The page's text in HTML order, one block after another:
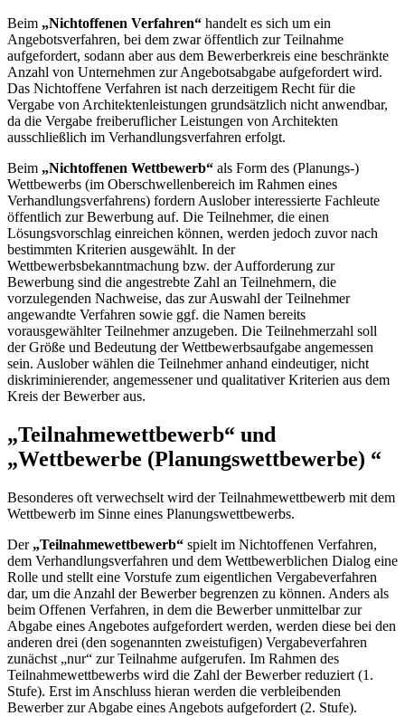
Beim „Nichtoffenen Verfahren“ handelt es sich um ein
Angebotsverfahren, bei dem zwar öffentlich zur Teilnahme
aufgefordert, sodann aber aus dem Bewerberkreis eine beschränkte
Anzahl von Unternehmen zur Angebotsabgabe aufgefordert wird.
Das Nichtoffene Verfahren ist nach derzeitigem Recht für die
Vergabe von Architektenleistungen grundsätzlich nicht anwendbar,
da die Vergabe freiberuflicher Leistungen von Architekten
ausschließlich im Verhandlungsverfahren erfolgt.
Beim „Nichtoffenen Wettbewerb“ als Form des (Planungs-)
Wettbewerbs (im Oberschwellenbereich im Rahmen eines
Verhandlungsverfahrens) fordern Auslober interessierte Fachleute
öffentlich zur Bewerbung auf. Die Teilnehmer, die einen
Lösungsvorschlag einreichen können, werden jedoch zuvor nach
bestimmten Kriterien ausgewählt. In der
Wettbewerbsbekanntmachung bzw. der Aufforderung zur
Bewerbung sind die angestrebte Zahl an Teilnehmern, die
vorzulegenden Nachweise, das zur Auswahl der Teilnehmer
angewandte Verfahren sowie ggf. die Namen bereits
vorausgewählter Teilnehmer anzugeben. Die Teilnehmerzahl soll
der Größe und Bedeutung der Wettbewerbsaufgabe angemessen
sein. Auslober wählen die Teilnehmer anhand eindeutiger, nicht
diskriminierender, angemessener und qualitativer Kriterien aus dem
Kreis der Bewerber aus.
„Teilnahmewettbewerb“ und
„Wettbewerbe (Planungswettbewerbe) “
Besonderes oft verwechselt wird der Teilnahmewettbewerb mit dem
Wettbewerb im Sinne eines Planungswettbewerbs.
Der„Teilnahmewettbewerb“ spielt im Nichtoffenen Verfahren,
dem Verhandlungsverfahren und dem Wettbewerblichen Dialog eine
Rolle und stellt eine Vorstufe zum eigentlichen Vergabeverfahren
dar, um die Anzahl der Bewerber begrenzen zu können. Anders als
beim Offenen Verfahren, in dem die Bewerber unmittelbar zur
Abgabe eines Angebotes aufgefordert werden, werden diese bei den
anderen drei (den sogenannten zweistufigen) Vergabeverfahren
zunächst „nur“ zur Teilnahme aufgerufen. Im Rahmen des
Teilnahmewettbewerbs wird die Zahl der Bewerber reduziert (1.
Stufe). Erst im Anschluss hieran werden die verbleibenden
Bewerber zur Abgabe eines Angebots aufgefordert (2. Stufe).